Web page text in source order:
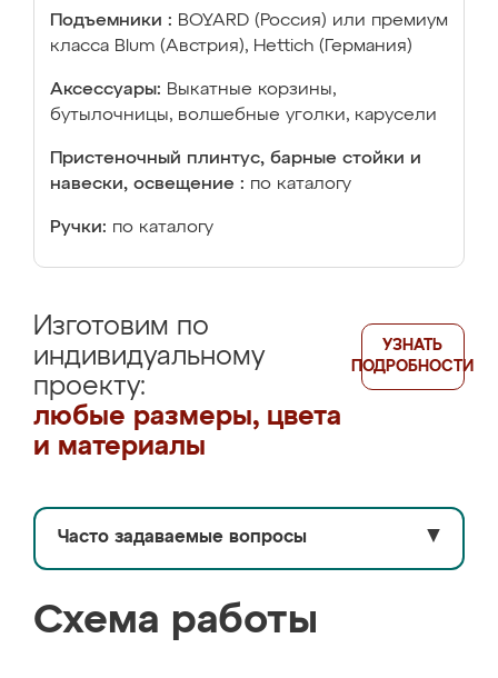
Подъемники : BOYARD (Россия) или премиум
класса Blum (Австрия), Hettich (Германия)
Аксессуары: Выкатные корзины,
бутылочницы, волшебные уголки, карусели
Пристеночный плинтус, барные стойки и
навески, освещение : по каталогу
Ручки: по каталогу
Изготовим по
индивидуальному
проекту:
любые размеры, цвета
и материалы
УЗНАТЬ
ПОДРОБНОСТИ
Часто задаваемые вопросы ▼
Схема работы